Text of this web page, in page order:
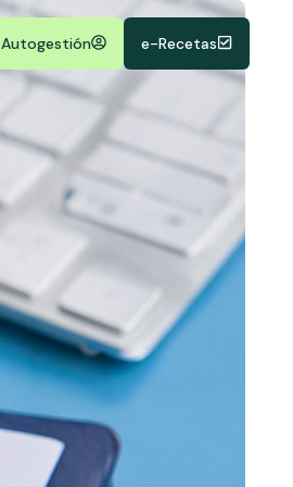
Autogestión e-Recetas